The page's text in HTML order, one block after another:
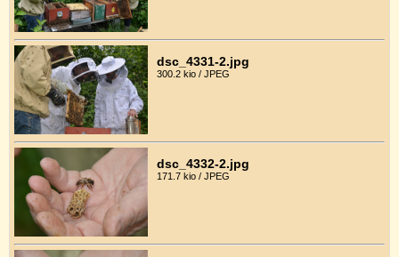
dsc_4331-2.jpg
300.2 kio / JPEG
dsc_4332-2.jpg
171.7 kio / JPEG